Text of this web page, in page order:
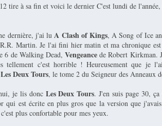
tire à sa fin et voici le dernier C'est lundi de l'année,
dernière, j'ai lu A Clash of Kings, A Song of Ice
Martin. Je l'ai fini hier matin et ma chronique
6 de Walking Dead,Vengeance de Robert Kirkman.
tellement c'est horrible ! Heureusement que
Les Deux Tours, le tome 2 du Seigneur des Anneaux
je lis donc Les Deux Tours. J'en suis page 30,
qui est écrite en plus gros que la version que
plus confortable pour mes yeux.